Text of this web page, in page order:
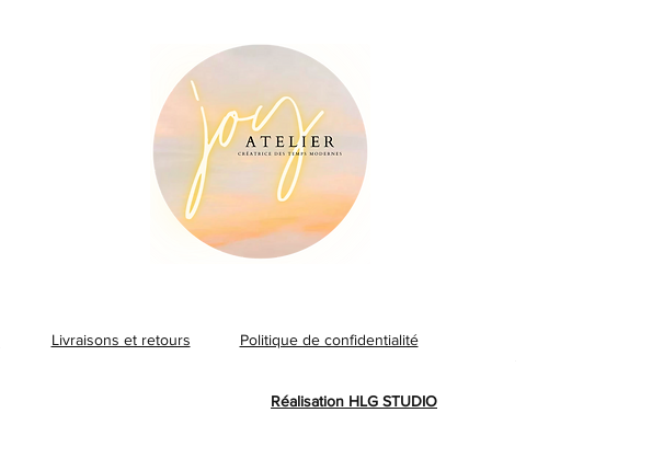
Livraisons et retours Politique de confidentialité
Réalisation HLG STUDIO